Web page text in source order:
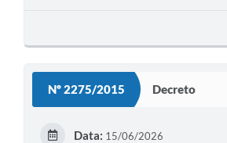
Nº 2275/2015 Decreto
Data: 15/06/2026